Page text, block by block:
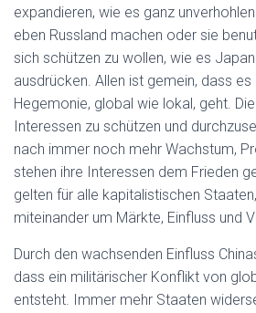
expandieren, wie es ganz
eben Russland machen oder sie
sich schützen zu wollen, wie es
ausdrücken. Allen ist gemein, dass
Hegemonie, global wie lokal, geht.
Interessen zu schützen und
nach immer noch mehr Wachstum,
stehen ihre Interessen dem Frieden
gelten für alle kapitalistischen
miteinander um Märkte, Einfluss und
Durch den wachsenden Einfluss
dass ein militärischer Konflikt von
entsteht. Immer mehr Staaten